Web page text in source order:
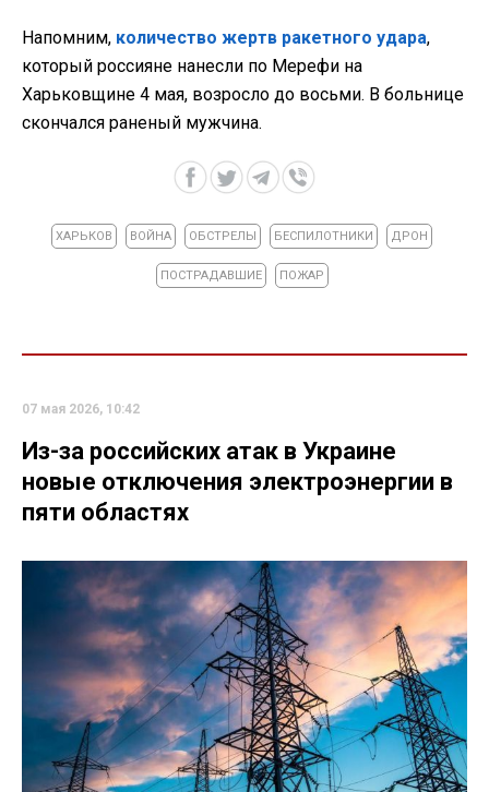
Напомним, количество жертв ракетного удара,
который россияне нанесли по Мерефи на
Харьковщине 4 мая, возросло до восьми. В больнице
скончался раненый мужчина.
ХАРЬКОВ ВОЙНА ОБСТРЕЛЫ БЕСПИЛОТНИКИ ДРОН
ПОСТРАДАВШИЕ ПОЖАР
07 мая 2026, 10:42
Из-за российских атак в Украине
новые отключения электроэнергии в
пяти областях